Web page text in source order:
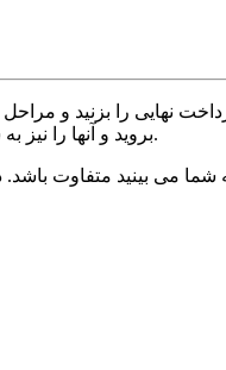
نهایی را بزنید و
بروید و آنها را نیز به سبد خرید اضافه کنید. سپس در نهایت در قسمت سبد خرید ، پرداخت نهایی را بزنید.